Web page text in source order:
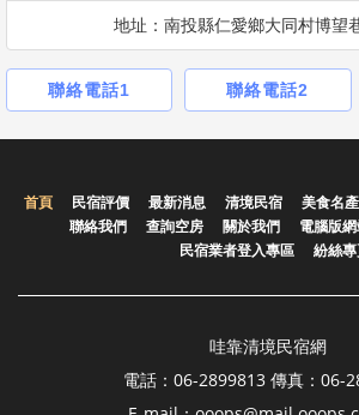
地址：南投縣仁愛鄉大同村博望
聯絡電話1 聯絡電話2
首頁 民宿評價 最新消息 清境民宿 美食名產
聯絡我們
查詢空房 關於我們 電腦版
民宿業者登入專區
紛絲
哇靠清境民宿網
電話：06-2899813 傳真：06-